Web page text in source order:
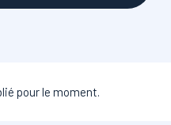
pour le moment.